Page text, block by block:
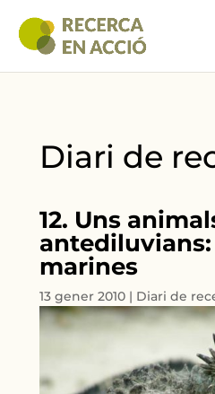
Diari de
12. Uns
marines
13 gener 2010 | Diari de